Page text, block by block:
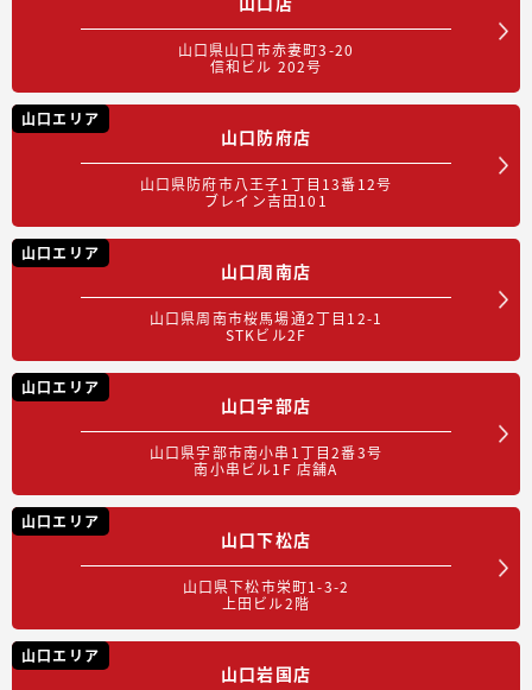
山口県山口市赤妻町3-20
信和ビル 202号
山口エリア
山口防府店
山口県防府市八王子1丁目13番12号
ブレイン吉田101
山口エリア
山口周南店
山口県周南市桜馬場通2丁目12-1
STKビル2F
山口エリア
山口宇部店
山口県宇部市南小串1丁目2番3号
南小串ビル1F 店舗A
山口エリア
山口下松店
山口県下松市栄町1-3-2
上田ビル2階
山口エリア
山口岩国店